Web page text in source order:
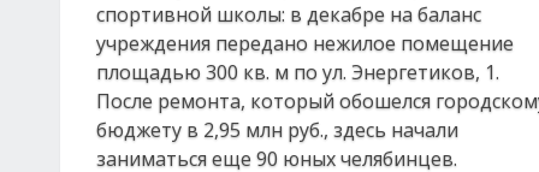
спортивной школы: в декабре на баланс
учреждения передано нежилое помещение
площадью 300 кв. м по ул. Энергетиков, 1.
После ремонта, который обошелся
бюджету в 2,95 млн руб., здесь начали
заниматься еще 90 юных челябинцев.